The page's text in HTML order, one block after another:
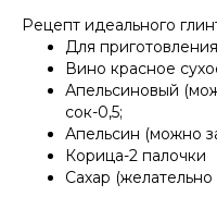
Рецепт идеального
Для
Вино красное
Апельсиновый
сок-0,5;
Апельсин (можно
Корица-2 палочки
Сахар